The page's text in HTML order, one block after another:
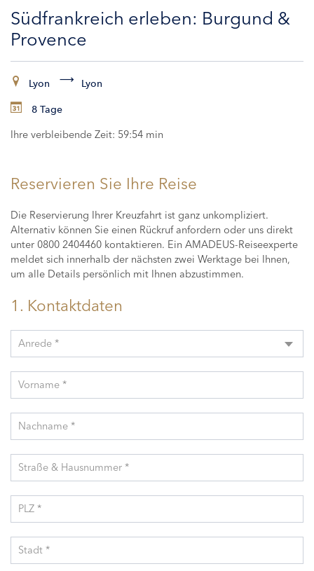
KABINEN
Südfrankreich erleben: Burgund &
Provence
Lyon Lyon
8 Tage
Ihre verbleibende Zeit: 59:53 min
Reservieren Sie Ihre Reise
Die Reservierung Ihrer Kreuzfahrt ist ganz unkompliziert.
Alternativ können Sie einen Rückruf anfordern oder uns direkt
unter 0800 2404460 kontaktieren. Ein AMADEUS-Reiseexperte
meldet sich innerhalb der nächsten zwei Werktage bei Ihnen,
um alle Details persönlich mit Ihnen abzustimmen.
1. Kontaktdaten
Anrede *
Vorname *
Nachname *
Straße & Hausnummer *
PLZ *
Stadt *